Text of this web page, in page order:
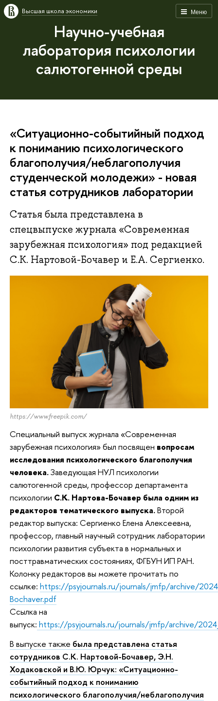
Меню
Высшая школа экономики
Научно-учебная
лаборатория психологии
салютогенной среды
«Ситуационно-событийный подход
к пониманию психологического
благополучия/неблагополучия
студенческой молодежи» - новая
статья сотрудников лаборатории
Статья была представлена в
спецвыпуске журнала «Современная
зарубежная психология» под редакцией
С.К. Нартовой-Бочавер и Е.А. Сергиенко.
https://www.freepik.com/
Специальный выпуск журнала «Современная
зарубежная психология» был посвящен вопросам
исследования психологического благополучия
человека.Заведующая НУЛ психологии
салютогенной среды, профессор департамента
психологии С.К. Нартова-Бочавер была одним из
редакторов тематического выпуска.Второй
редактор выпуска: Сергиенко Елена Алексеевна,
профессор, главный научный сотрудник лаборатории
психологии развития субъекта в нормальных и
посттравматических состояниях, ФГБУН ИП РАН.
Колонку редакторов вы можете прочитать по
ссылке: https://psyjournals.ru/journals/jmfp/archive/
Bochaver.pdf
Ссылка на
выпуск: https://psyjournals.ru/journals/jmfp/archive/
В выпуске также была представлена статья
сотрудников С.К. Нартовой-Бочавер, Э.Н.
Ходаковской и В.Ю. Юрчук: «Ситуационно-
событийный подход к пониманию
психологического благополучия/неблагополучия